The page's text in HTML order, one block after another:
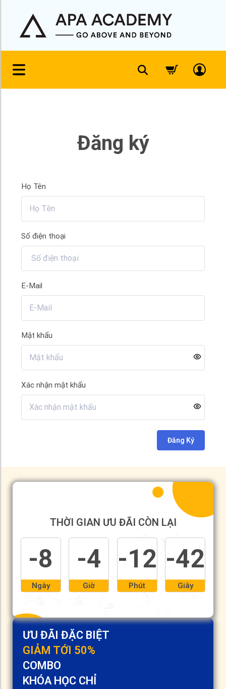
Đăng ký
Họ Tên
Số điện thoại
E-Mail
Mật khẩu
Xác nhận mật khẩu
Đăng Ký
ƯU ĐÃI ĐẶC BIỆT
GIẢM TỚI 50%
COMBO
KHÓA HỌC CHỈ
THỜI GIAN ƯU ĐÃI CÒN LẠI
-8
Ngày
-4
Giờ
-12
Phút
-42
Giây